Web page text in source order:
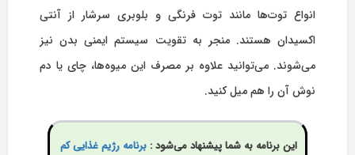
انواع توت‌ها مانند توت فرنگی و بلوبری سرشار از آنتی
اکسیدان هستند. منجر به تقویت سیستم ایمنی بدن نیز
می‌شوند. می‌توانید علاوه بر مصرف این میوه‌ها، چای یا دم
نوش آن را هم میل کنید.
این برنامه به شما پیشنهاد می‌شود : برنامه رژیم غذایی کم